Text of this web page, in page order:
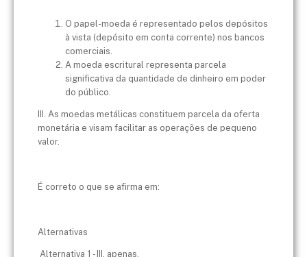
O papel-moeda é representado pelos depósitos
à vista (depósito em conta corrente) nos bancos
comerciais.
A moeda escritural representa parcela
significativa da quantidade de dinheiro em poder
do público.
III. As moedas metálicas constituem parcela da oferta
monetária e visam facilitar as operações de pequeno
valor.
É correto o que se afirma em:
Alternativas
Alternativa 1 - III, apenas.